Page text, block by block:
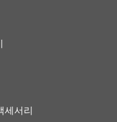
세서리